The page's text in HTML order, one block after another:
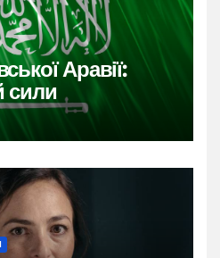
Аравії:
сили